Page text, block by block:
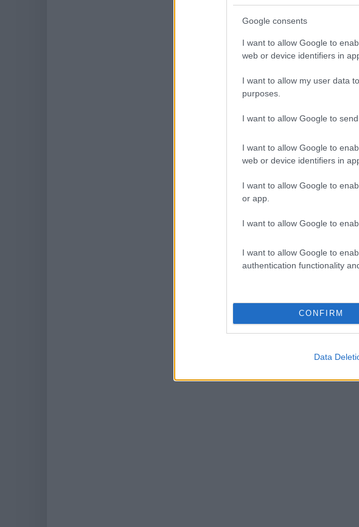
Google consents
I want to allow Google to
web or device identifiers in
I want to allow my user data
purposes.
I want to allow Google to
I want to allow Google to
web or device identifiers in
I want to allow Google to
or app.
I want to allow Google to
I want to allow Google to
authentication functionality
CONFIRM
Data